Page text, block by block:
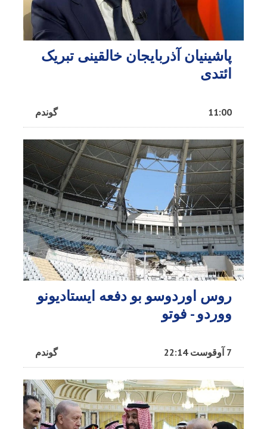
پاشینیان آذربایجان خالقینی تبریک
ائتدی
گوندم 11:00
روس اوردوسو بو دفعه ایستادیونو
ووردو - فوتو
گوندم 7 آوقوست 22:14